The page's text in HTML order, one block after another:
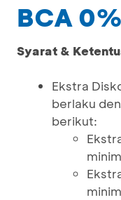
BCA 0%
Syarat &
Ekstra
berlaku
berikut: